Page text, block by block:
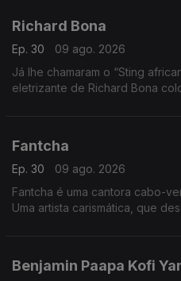
Richard Bona
Ep. 30
09 ago. 2026
Já lhe chamaram o “Sting
eletrizante de Richard Bona
Fantcha
Ep. 30
09 ago. 2026
Fantcha é uma cantora cabo-
Uma artista carismática, que
Benjamin Paapa Kofi